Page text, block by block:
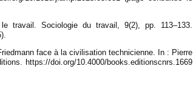
travail. Sociologie du travail, 9(2), pp. 113–133.
face à la civilisation technicienne. In : Pierre
https://doi.org/10.4000/books.editionscnrs.1669